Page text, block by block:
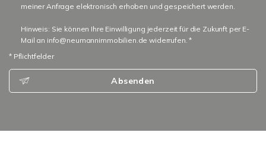
meiner Anfrage elektronisch erhoben und gespeichert werden.
Hinweis: Sie können Ihre Einwilligung jederzeit für die Zukunft per E-
Mail an info@neumannimmobilien.de widerrufen. *
* Pflichtfelder
Absenden